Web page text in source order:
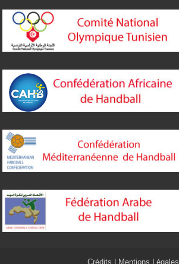
Crédits Mentions Légales